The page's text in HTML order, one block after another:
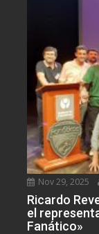
Nov 29, 2025
Ricardo
el
Fanático»